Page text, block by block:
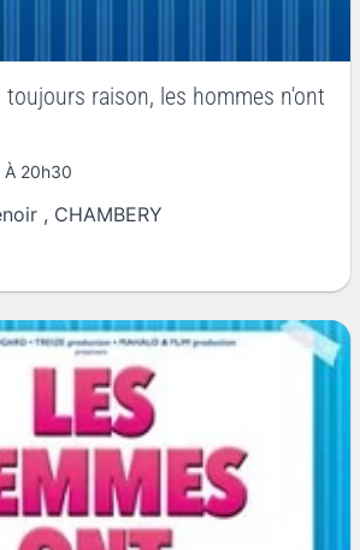
raison, les hommes n'ont
À 20h30
, CHAMBERY